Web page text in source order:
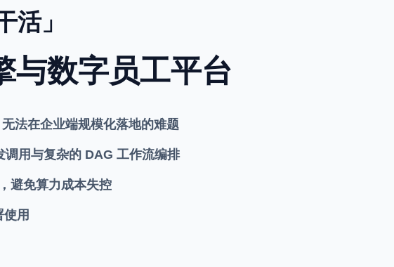
活」
与数字员工平台
法在企业端规模化落地的难题
用与复杂的 DAG 工作流编排
避免算力成本失控
用